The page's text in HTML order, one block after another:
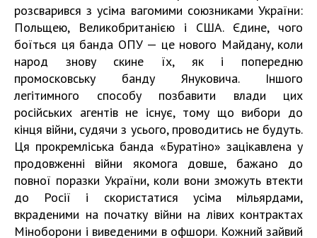
розсварився з усіма вагомими союзниками України:
Польщею, Великобританією і США. Єдине, чого
боїться ця банда ОПУ — це нового Майдану, коли
народ знову скине їх, як і попередню
промосковську банду Януковича. Іншого
легітимного способу позбавити влади цих
російських агентів не існує, тому що вибори до
кінця війни, судячи з усього, проводитись не будуть.
Ця прокремліська банда «Буратіно» зацікавлена у
продовженні війни якомога довше, бажано до
повної поразки України, коли вони зможуть втекти
до Росії і скористатися усіма мільярдами,
вкраденими на початку війни на лівих контрактах
Міноборони і виведеними в офшори. Кожний зайвий